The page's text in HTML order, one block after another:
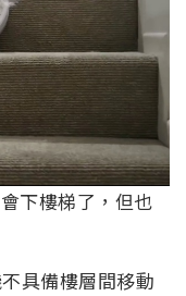
下樓梯了，但也
具備樓層間移動